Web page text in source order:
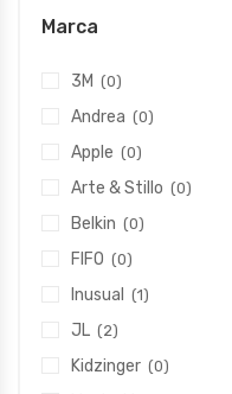
Marca
3M (0)
Andrea (0)
Apple (0)
Arte & Stillo (0)
Belkin (0)
FIFO (0)
Inusual (1)
JL (2)
Kidzinger (0)